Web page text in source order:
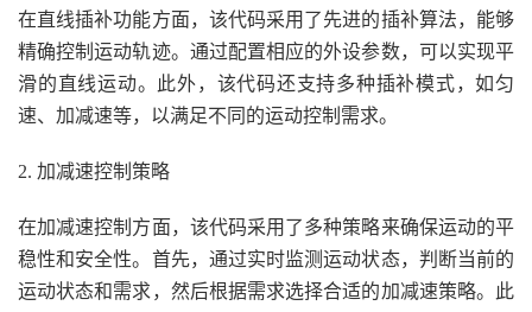
在直线插补功能方面，该代码采用了先进的插补算法，能够
精确控制运动轨迹。通过配置相应的外设参数，可以实现平
滑的直线运动。此外，该代码还支持多种插补模式，如匀
速、加减速等，以满足不同的运动控制需求。
2. 加减速控制策略
在加减速控制方面，该代码采用了多种策略来确保运动的平
稳性和安全性。首先，通过实时监测运动状态，判断当前的
运动状态和需求，然后根据需求选择合适的加减速策略。此